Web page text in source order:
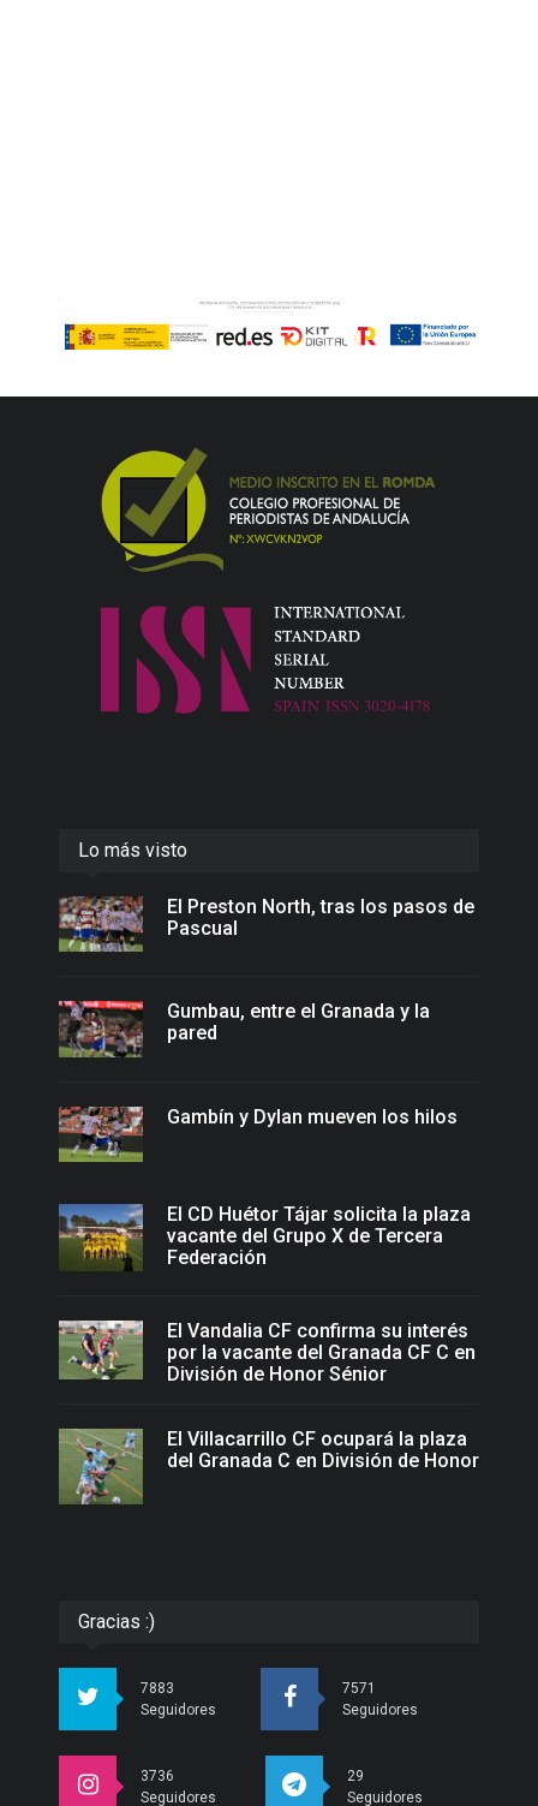
Lo más visto
El Preston North, tras los pasos de
Pascual
Gumbau, entre el Granada y la
pared
Gambín y Dylan mueven los hilos
El CD Huétor Tájar solicita la plaza
vacante del Grupo X de Tercera
Federación
El Vandalia CF confirma su interés
por la vacante del Granada CF C en
División de Honor Sénior
El Villacarrillo CF ocupará la plaza
del Granada C en División de Honor
Gracias :)
7883
Seguidores
7571
Seguidores
3736
Seguidores
29
Seguidores